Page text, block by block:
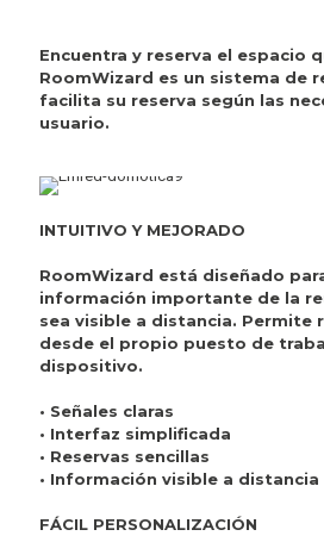
Encuentra y reserva el espacio
RoomWizard es un sistema de
facilita su reserva según las
usuario.
INTUITIVO Y MEJORADO
RoomWizard está diseñado
información importante de la
sea visible a distancia. Permite
desde el propio puesto de
dispositivo.
• Señales claras
• Interfaz simplificada
• Reservas sencillas
• Información visible a distancia
FÁCIL PERSONALIZACIÓN